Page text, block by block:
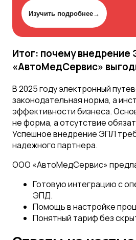
Изучить подробнее→
Итог: почему
«АвтоМедСервис»
В 2025 году электронный
законодательная норма, а
эффективности бизнеса.
не форма, а отсутствие
Успешное внедрение ЭПЛ
надежного партнера.
ООО «АвтоМедСервис»
Готовую интеграцию с
ЭПД.
Помощь в настройке
Понятный тариф без